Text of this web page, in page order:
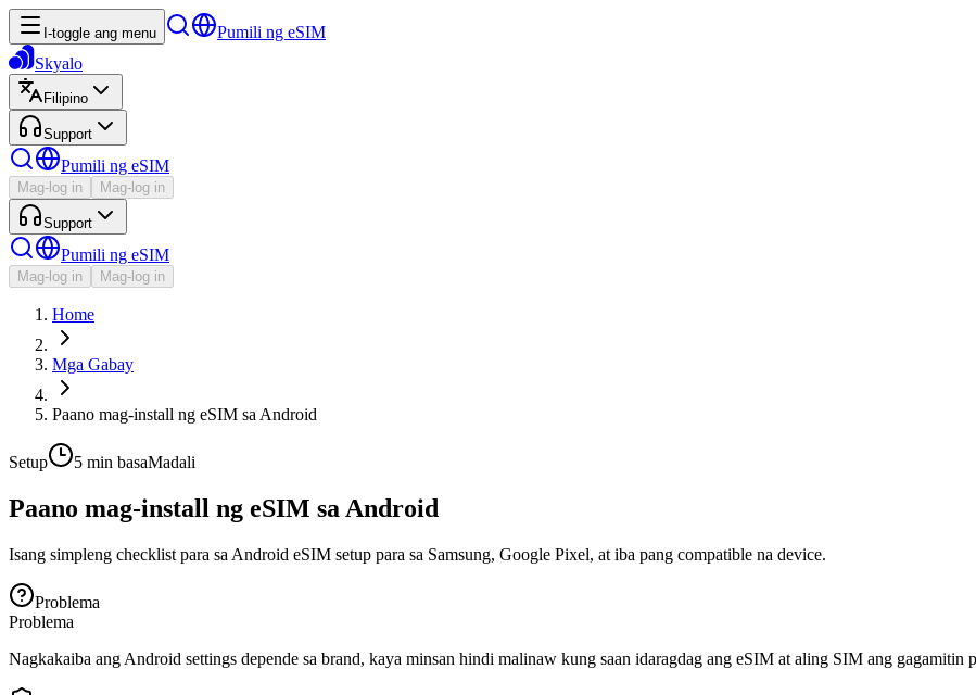
I-toggle ang menu
Pumili ng eSIM
Skyalo
Filipino
Support
Pumili ng eSIM
Mag-log in Mag-log in
Support
Pumili ng eSIM
Mag-log in Mag-log in
Home
Mga Gabay
Paano mag-install ng eSIM sa Android
Setup 5 min basaMadali
Paano mag-install ng eSIM sa Android
Isang simpleng checklist para sa Android eSIM setup para sa Samsung, Google Pixel, at iba pang compatible na device.
Problema
Problema
Nagkakaiba ang Android settings depende sa brand, kaya minsan hindi malinaw kung saan idaragdag ang eSIM at aling SIM ang gagamitin